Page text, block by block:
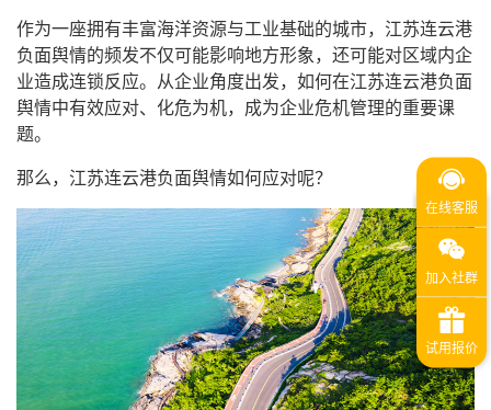
作为一座拥有丰富海洋资源与工业基础的城市，江苏连云港
负面舆情的频发不仅可能影响地方形象，还可能对区域内企
业造成连锁反应。从企业角度出发，如何在江苏连云港负面
舆情中有效应对、化危为机，成为企业危机管理的重要课
题。
那么，江苏连云港负面舆情如何应对呢？